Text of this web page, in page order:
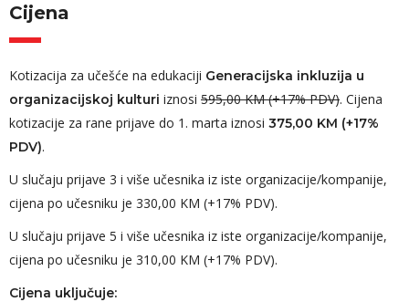
Cijena
Kotizacija za učešće na edukaciji Generacijska inkluzija u
organizacijskoj kulturi iznosi 595,00 KM (+17% PDV). Cijena
kotizacije za rane prijave do 1. marta iznosi 375,00 KM (+17%
PDV).
U slučaju prijave 3 i više učesnika iz iste organizacije/kompanije,
cijena po učesniku je 330,00 KM (+17% PDV).
U slučaju prijave 5 i više učesnika iz iste organizacije/kompanije,
cijena po učesniku je 310,00 KM (+17% PDV).
Cijena uključuje: